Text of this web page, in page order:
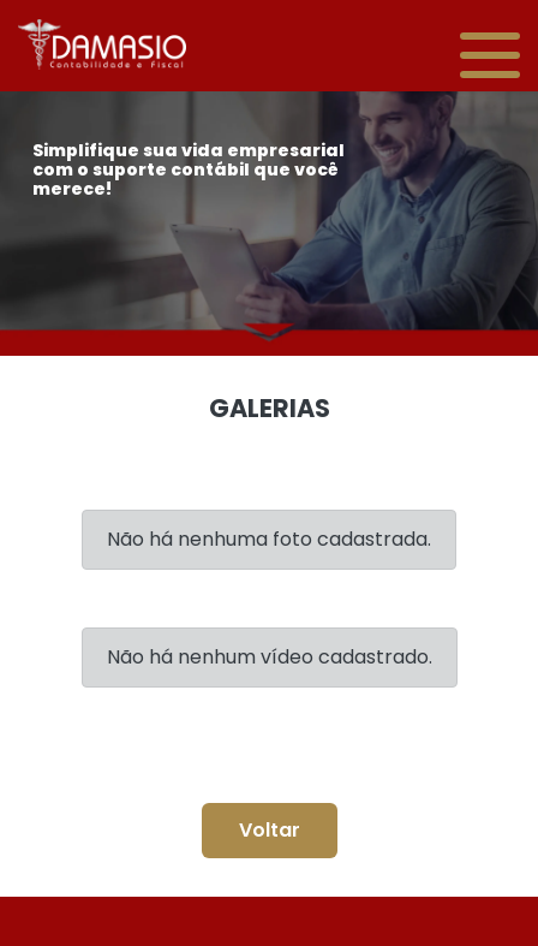
Simplifique sua vida empresarial
com o suporte contábil que você
merece!
GALERIAS
Não há nenhuma foto cadastrada.
Não há nenhum vídeo cadastrado.
Voltar